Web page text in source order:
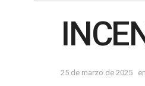
25 de marzo de 2025 en